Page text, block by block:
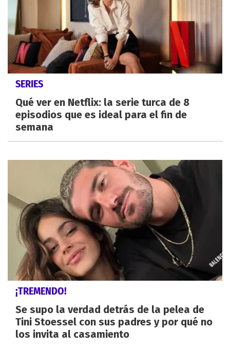
SERIES
Qué ver en Netflix: la serie turca de 8
episodios que es ideal para el fin de
semana
¡TREMENDO!
Se supo la verdad detrás de la pelea de
Tini Stoessel con sus padres y por qué no
los invita al casamiento